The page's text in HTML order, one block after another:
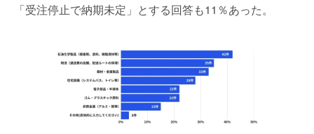
「受注停止で納期未定」とする回答も11％あった。